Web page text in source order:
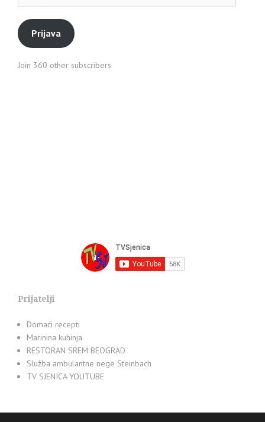
pošte
Prijava
Join 360 other subscribers
Prijatelji
Domaći recepti
Marinina kuhinja
RESTORAN SREM BEOGRAD
Služba ambulantne nege Steinbach
TV SJENICA YOUTUBE